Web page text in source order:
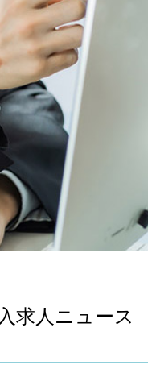
求人ニュース